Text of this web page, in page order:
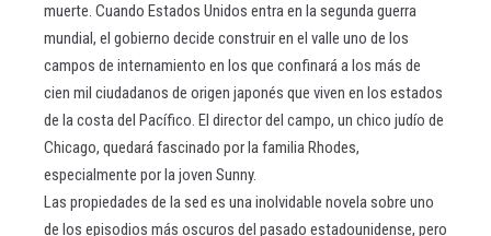
muerte. Cuando Estados Unidos entra en la segunda guerra
mundial, el gobierno decide construir en el valle uno de los
campos de internamiento en los que confinará a los más de
cien mil ciudadanos de origen japonés que viven en los estados
de la costa del Pacífico. El director del campo, un chico judío de
Chicago, quedará fascinado por la familia Rhodes,
especialmente por la joven Sunny.
Las propiedades de la sed es una inolvidable novela sobre uno
de los episodios más oscuros del pasado estadounidense, pero